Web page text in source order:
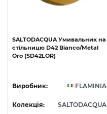
SALTODACQUA Умивальник на
стільницю D42 Bianco/Metal
Oro (SD42LOR)
Виробник: FLAMINIA
Колекція: SALTODACQUA